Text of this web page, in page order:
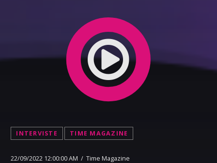
INTERVISTE TIME MAGAZINE
22/09/2022 12:00:00 AM / Time Magazine